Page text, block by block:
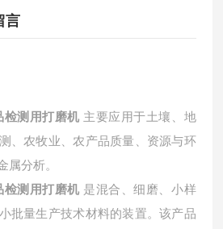
言
检测用打磨机 主要应用于土壤、地
、农牧业、农产品质量、资源与环
属分析。
检测用打磨机 是混合、细磨、小样
批量生产技术材料的装置。该产品